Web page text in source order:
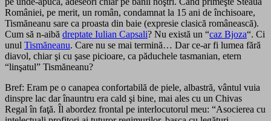
României, pe merit, un român, condamnat la 15 ani de închisoare,
Tismăneanu sare ca proasta din baie (expresie clasică românească).
Cum să n-aibă dreptate Iulian Capsali? Nu există un “caz Bjoza“. Ci
unul Tismăneanu. Care nu se mai termină… Dar ce-ar fi lumea fără
diavol, chiar şi cu şase picioare, ca păduchele tasmanian, etern
“linşatul” Tismăneanu?
Bref: Eram pe o canapea confortabilă de piele, albastră, vântul vuia
dinspre lac dar înauntru era cald şi bine, mai ales cu un Chivas
Regal în faţă. Îl abordez frontal pe interlocutorul meu: “Asocierea cu